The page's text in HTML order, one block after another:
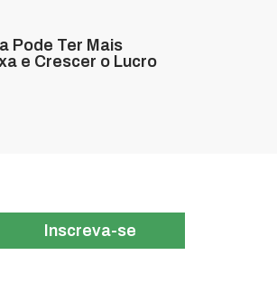
Pode Ter Mais
e Crescer o Lucro
Inscreva-se